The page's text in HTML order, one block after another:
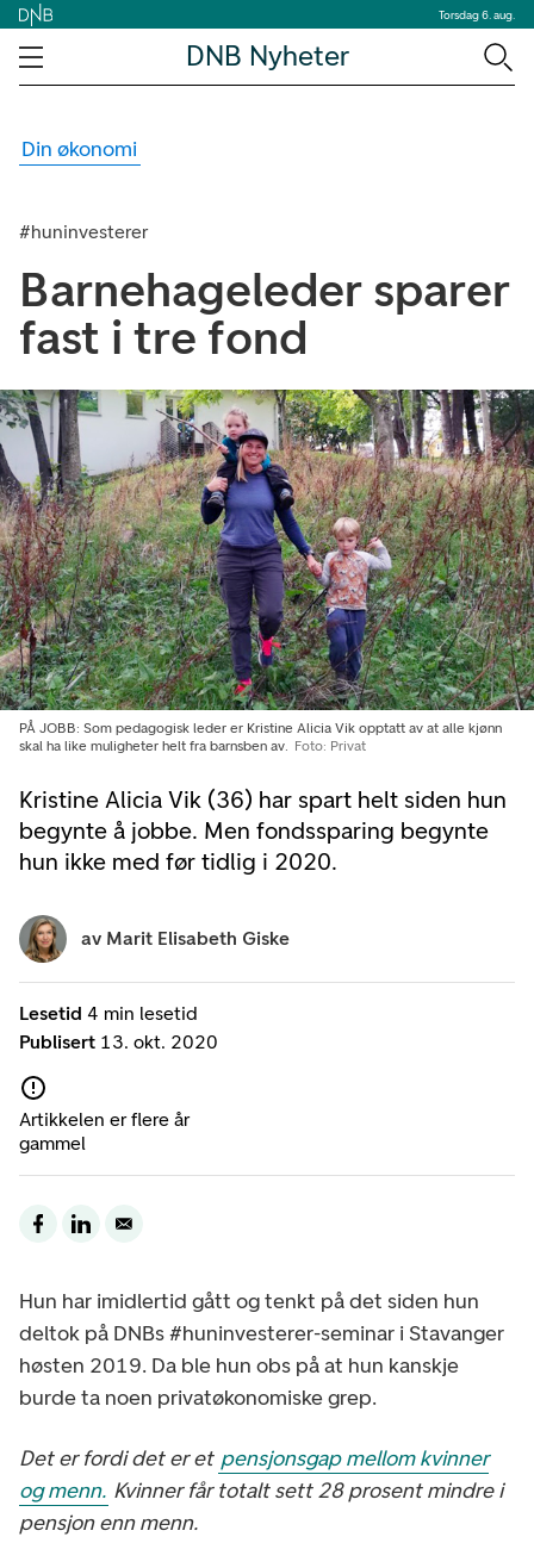
Torsdag 6. aug.
DNB Nyheter
Din økonomi
#huninvesterer
Barnehageleder sparer
fast i tre fond
Kristine Alicia Vik (36) har spart helt siden hun
begynte å jobbe. Men fondssparing begynte
hun ikke med før tidlig i 2020.
PÅ JOBB: Som pedagogisk leder er Kristine Alicia Vik opptatt av at alle kjønn
skal ha like muligheter helt fra barnsben av.
Foto: Privat
Lesetid 4 min lesetid
Publisert 13. okt. 2020
Artikkelen er flere år
gammel
av Marit Elisabeth Giske
Hun har imidlertid gått og tenkt på det siden hun
deltok på DNBs #huninvesterer-seminar i Stavanger
høsten 2019. Da ble hun obs på at hun kanskje
burde ta noen privatøkonomiske grep.
Det er fordi det er et pensjonsgap mellom kvinner
og menn. Kvinner får totalt sett 28 prosent mindre i
pensjon enn menn.